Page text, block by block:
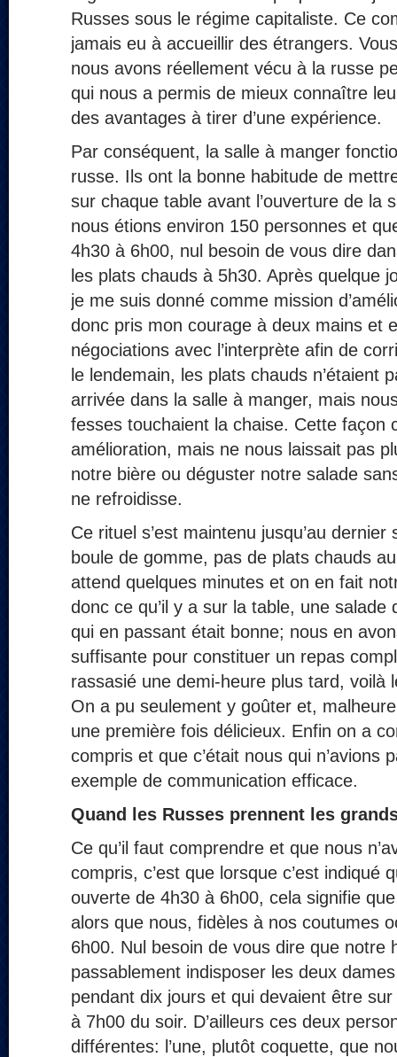
Russes sous le régime capitaliste. Ce
jamais eu à accueillir des étrangers.
nous avons réellement vécu à la russe
qui nous a permis de mieux connaître
des avantages à tirer d’une expérience.
Par conséquent, la salle à manger
russe. Ils ont la bonne habitude de
sur chaque table avant l’ouverture de la
nous étions environ 150 personnes et
4h30 à 6h00, nul besoin de vous dire
les plats chauds à 5h30. Après quelque
je me suis donné comme mission
donc pris mon courage à deux mains et
négociations avec l’interprète afin de
le lendemain, les plats chauds n’étaient
arrivée dans la salle à manger, mais
fesses touchaient la chaise. Cette façon
amélioration, mais ne nous laissait pas
notre bière ou déguster notre salade
ne refroidisse.
Ce rituel s’est maintenu jusqu’au
boule de gomme, pas de plats chauds
attend quelques minutes et on en fait
donc ce qu’il y a sur la table, une
qui en passant était bonne; nous en
suffisante pour constituer un repas
rassasié une demi-heure plus tard, voilà
On a pu seulement y goûter et,
une première fois délicieux. Enfin on a
compris et que c’était nous qui n’avions
exemple de communication efficace.
Quand les Russes prennent les
Ce qu’il faut comprendre et que nous
compris, c’est que lorsque c’est indiqué
ouverte de 4h30 à 6h00, cela signifie
alors que nous, fidèles à nos coutumes
6h00. Nul besoin de vous dire que notre
passablement indisposer les deux
pendant dix jours et qui devaient être
à 7h00 du soir. D’ailleurs ces deux
différentes: l’une, plutôt coquette, que